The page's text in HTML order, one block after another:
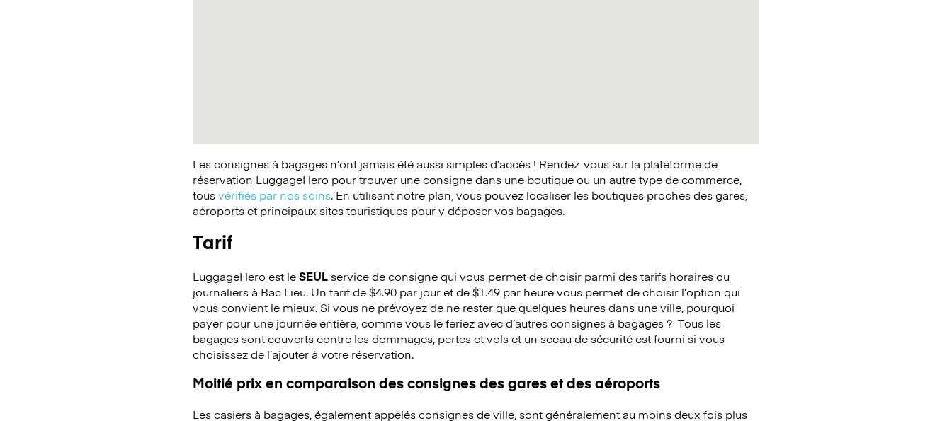
Les consignes à bagages n’ont jamais été aussi simples d’accès ! Rendez-vous sur la plateforme de
réservation LuggageHero pour trouver une consigne dans une boutique ou un autre type de commerce,
tousvérifiés par nos soins. En utilisant notre plan, vous pouvez localiser les boutiques proches des gares,
aéroports et principaux sites touristiques pour y déposer vos bagages.
Tarif
LuggageHero est leSEULservice de consigne qui vous permet de choisir parmi des tarifs horaires ou
journaliers à Bac Lieu. Un tarif de $4.90 par jour et de $1.49 par heure vous permet de choisir l’option qui
vous convient le mieux. Si vous ne prévoyez de ne rester que quelques heures dans une ville, pourquoi
payer pour une journée entière, comme vous le feriez avec d’autres consignes à bagages ? Tous les
bagages sont couverts contre les dommages, pertes et vols et un sceau de sécurité est fourni si vous
choisissez de l’ajouter à votre réservation.
Moitié prix en comparaison des consignes des gares et des aéroports
Les casiers à bagages, également appelés consignes de ville, sont généralement au moins deux fois plus